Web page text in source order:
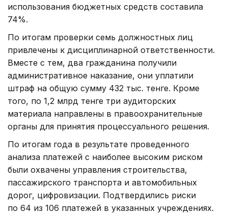
использования бюджетных средств составила
74%.
По итогам проверки семь должностных лиц
привлечены к дисциплинарной ответственности.
Вместе с тем, два гражданина получили
административное наказание, они уплатили
штраф на общую сумму 432 тыс. тенге. Кроме
того, по 1,2 млрд тенге три аудиторских
материала направлены в правоохранительные
органы для принятия процессуального решения.
По итогам года в результате проведенного
анализа платежей с наиболее высоким риском
были охвачены управления строительства,
пассажирского транспорта и автомобильных
дорог, цифровизации. Подтвердились риски
по 64 из 106 платежей в указанных учреждениях.